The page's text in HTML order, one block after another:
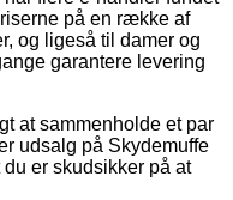
på en række af
og ligeså til damer og
garantere levering
at sammenholde et par
udsalg på Skydemuffe
er skudsikker på at